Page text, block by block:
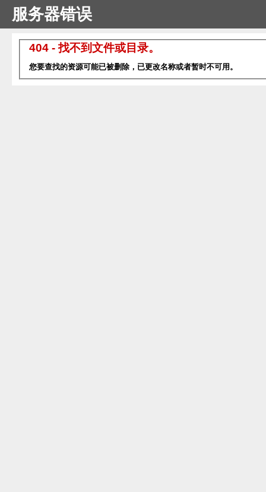
服务器错误
404 - 找不到文件或目录。
您要查找的资源可能已被删除，已更改名称或者暂时不可用。